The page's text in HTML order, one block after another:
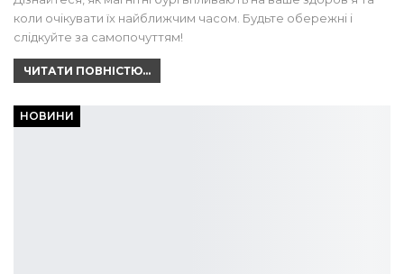
коли очікувати їх найближчим часом. Будьте обережні і
слідкуйте за самопочуттям!
ЧИТАТИ ПОВНІСТЮ...
НОВИНИ